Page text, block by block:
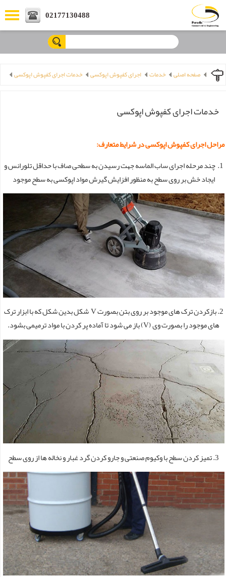
02177130488
صفحه اصلی خدمات اجرای کفپوش اپوکسی خدمات اجرای کفپوش اپوکسی
خدمات اجرای کفپوش اپوکسی
مراحل اجرای کفپوش اپوکسی در شرایط متعارف:
1. چند مرحله اجرای ساب الماسه جهت رسیدن به سطحی صاف با حداقل تلورانس و
ایجاد خش بر روی سطح به منظور افزایش گیرش مواد اپوکسی به سطح موجود
2. بازکردن ترک های موجود بر روی بتن بصورت V شکل بدین شکل که با ابزار ترک
های موجود را بصورت وی (V) باز می شود تا آماده پر کردن با مواد ترمیمی بشود.
3. تمیز کردن سطح با وکیوم صنعتی و جارو کردن گرد غبار و نخاله ها از روی سطح